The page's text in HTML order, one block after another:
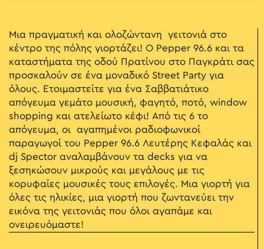
Μια πραγματική και ολοζώντανη γειτονιά στο
κέντρο της πόλης γιορτάζει! Ο Pepper 96.6 και τα
καταστήματα της οδού Πρατίνου στο Παγκράτι σας
προσκαλούν σε ένα μοναδικό Street Party για
όλους. Ετοιμαστείτε για ένα Σαββατιάτικο
απόγευμα γεμάτο μουσική, φαγητό, ποτό, window
shopping και ατελείωτο κέφι! Από τις 6 το
απόγευμα, οι αγαπημένοι ραδιοφωνικοί
παραγωγοί του Pepper 96.6 Λευτέρης Κεφαλάς και
dj Spector αναλαμβάνουν τα decks για να
ξεσηκώσουν μικρούς και μεγάλους με τις
κορυφαίες μουσικές τους επιλογές. Mια γιορτή για
όλες τις ηλικίες, μια γιορτή που ζωντανεύει την
εικόνα της γειτονιάς που όλοι αγαπάμε και
ονειρευόμαστε!